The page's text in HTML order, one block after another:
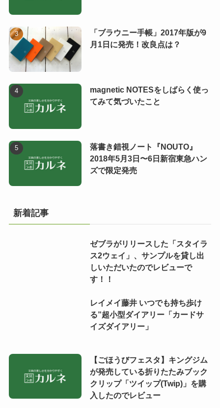
「ブラウニー手帳」2017年版が9
月1日に発売！改良点は？
magnetic NOTESをしばらく使っ
てみて気づいたこと
落書き錯視ノート『NOUTO』
2018年5月3日〜6日新宿東急ハン
ズで限定発売
新着記事
ゼブラがリリースした「スタイラ
ス2ウェイ」、サンプルを貸し出
しいただいたのでレビューで
す！！
レイメイ藤井 いつでも持ち歩け
る”超小型ダイアリー「カードサ
イズダイアリー」
【ごほうびフェスタ】キングジム
が発売している折りたたみブック
クリップ「ツイップ(Twip)」を購
入したのでレビュー